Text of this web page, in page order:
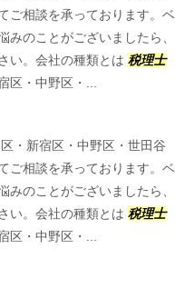
ご相談を承っております。ベ
みのことがございましたら、
い。会社の種類とは 税理士
区・中野区・...
・新宿区・中野区・世田谷
ご相談を承っております。ベ
みのことがございましたら、
い。会社の種類とは 税理士
区・中野区・...